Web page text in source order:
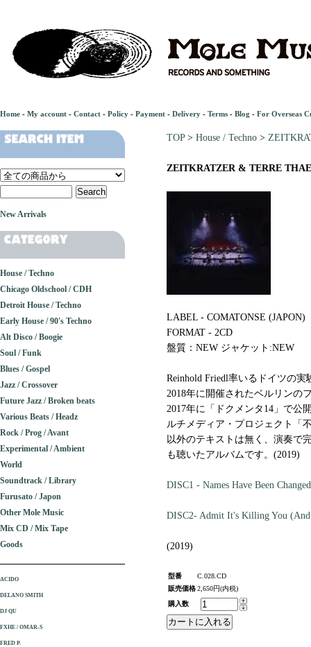
Home - My account - Contact - Policy - Payment - Delivery - Terms - Blog - For Overseas
TOP> House / Techno >
ZEITKRATZER & TERRE
LABEL - COMATONSE (JAPON)
FORMAT - 2CD
盤質：NEW ジャケット:NEW
Reinhold Friedl率いるドイツの実
2018年に開催されたベルリンの
2017年に「ドクメンタ14」で公
ルチメディア・プロジェクト「
以外のテキストは無く、演奏で
も聴いたアルバムです。(2019)
DISC1 - Names Have Been
DISC2- Admit It's Killing You (And
(2019)
型番
C.028.CD
販売価格2,650円(内税)
購入数
New Arrivals
House / Techno
Chicago Oldschool / CDH
Detroit House / Techno
Early House / 90's Techno
Alt Disco / Boogie
Soul / Funk
Blues / Gospel
Jazz / Crossover
Future Jazz / Broken beats
Various Beats / Headz
Rock / Prog / Avant
Experimental / Ambient
World
Soundtrack / Library
Furusato / Japon
Other Mole Music
Mix CD / Mix Tape
Goods
ACIDO
DELANO SMITH
DJ QU
FXHE / OMAR-S
FRED P.